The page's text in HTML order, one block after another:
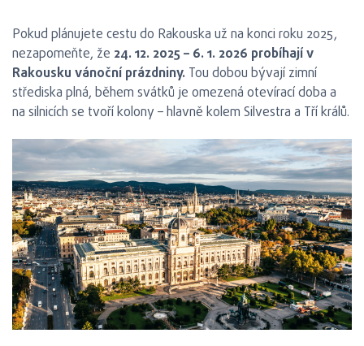
Pokud plánujete cestu do Rakouska už na konci roku 2025,
nezapomeňte, že 24. 12. 2025 – 6. 1. 2026 probíhají v
Rakousku vánoční prázdniny. Tou dobou bývají zimní
střediska plná, během svátků je omezená otevírací doba a
na silnicích se tvoří kolony – hlavně kolem Silvestra a Tří králů.